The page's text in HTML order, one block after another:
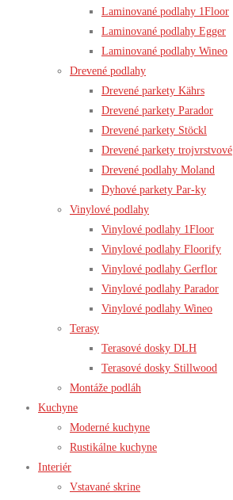
Laminované podlahy 1Floor
Laminované podlahy Egger
Laminované podlahy Wineo
Drevené podlahy
Drevené parkety Kährs
Drevené parkety Parador
Drevené parkety Stöckl
Drevené parkety trojvrstvové
Drevené podlahy Moland
Dyhové parkety Par-ky
Vinylové podlahy
Vinylové podlahy 1Floor
Vinylové podlahy Floorify
Vinylové podlahy Gerflor
Vinylové podlahy Parador
Vinylové podlahy Wineo
Terasy
Terasové dosky DLH
Terasové dosky Stillwood
Montáže podláh
Kuchyne
Moderné kuchyne
Rustikálne kuchyne
Interiér
Vstavané skrine